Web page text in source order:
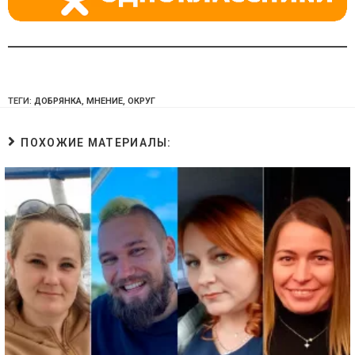
ТЕГИ: ДОБРЯНКА, МНЕНИЕ, ОКРУГ
ПОХОЖИЕ МАТЕРИАЛЫ: